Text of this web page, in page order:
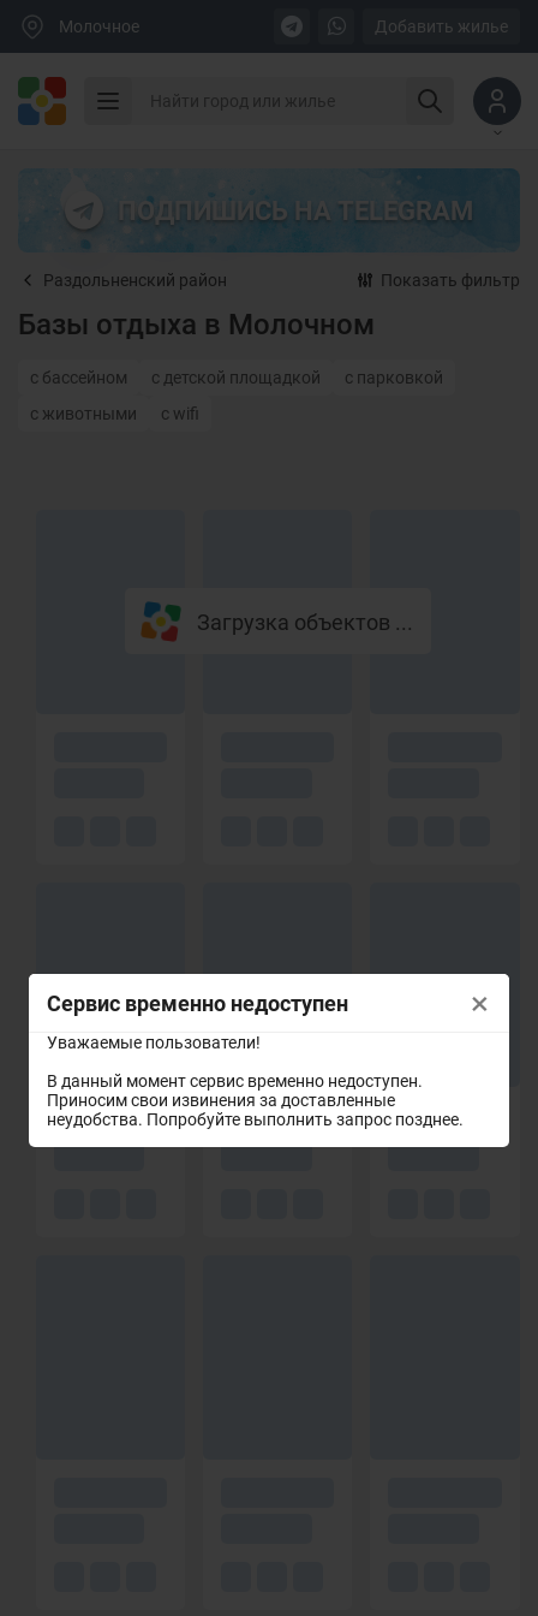
Сервис временно недоступен
Уважаемые пользователи!
В данный момент сервис временно недоступен.
Приносим свои извинения за доставленные
неудобства. Попробуйте выполнить запрос позднее.
×
Молочное Добавить жилье
ПОДПИШИСЬ НА TELEGRAM
Раздольненский район Показать фильтр
Базы отдыха в Молочном
с бассейном с детской площадкой
с парковкой
с животными
с wifi
Загрузка объектов ...